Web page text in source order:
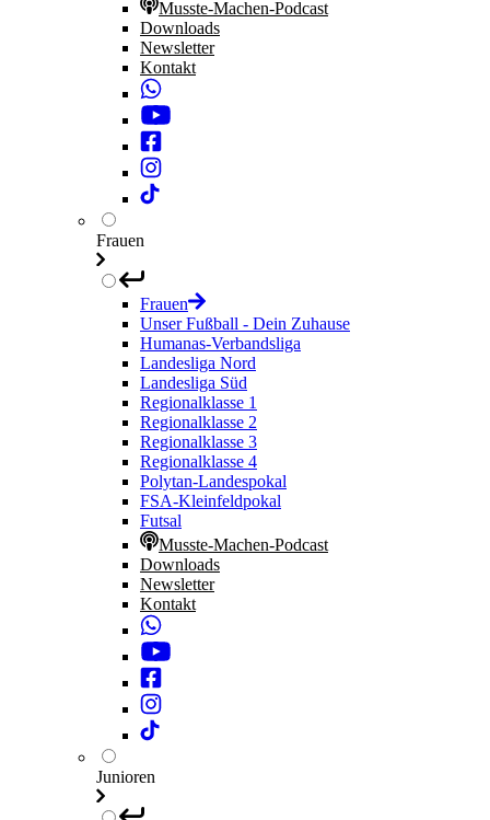
Musste-Machen-Podcast
Downloads
Newsletter
Kontakt
Frauen
Frauen
Unser Fußball - Dein Zuhause
Humanas-Verbandsliga
Landesliga Nord
Landesliga Süd
Regionalklasse 1
Regionalklasse 2
Regionalklasse 3
Regionalklasse 4
Polytan-Landespokal
FSA-Kleinfeldpokal
Futsal
Musste-Machen-Podcast
Downloads
Newsletter
Kontakt
Junioren